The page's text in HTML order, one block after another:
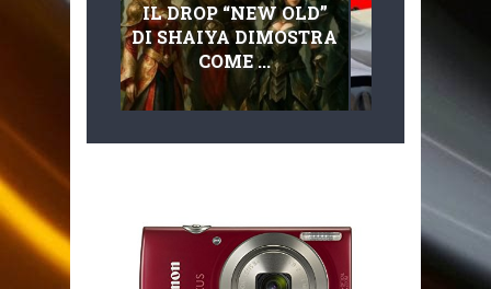
IL DROP “NEW OLD”
DI SHAIYA DIMOSTRA
COME ...